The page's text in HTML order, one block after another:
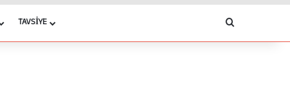
TAVSIYE Arama yap